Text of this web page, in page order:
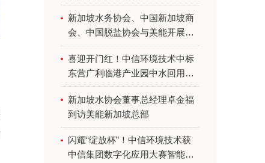
Sustainability
新加坡水务协会、中国新加坡商
会、中国脱盐协会与美能开展交
流活动
喜迎开门红！中信环境技术中标
东营广利临港产业园中水回用工
艺包供货项目
新加坡水协会董事总经理卓金福
到访美能新加坡总部
闪耀“绽放杯”！中信环境技术获
中信集团数字化应用大赛智能体